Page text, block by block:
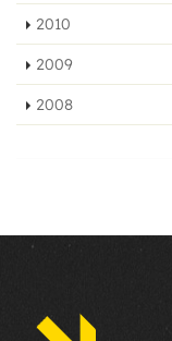
2010
2009
2008